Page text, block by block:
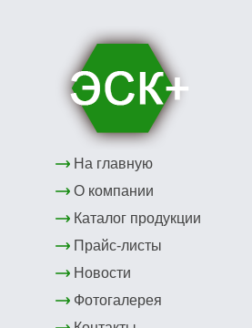
На главную
О компании
Каталог продукции
Прайс-листы
Новости
Фотогалерея